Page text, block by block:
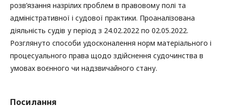
розв’язання назрілих проблем в правовому полі та
адміністративної і судової практики. Проаналізована
діяльність судів у період з 24.02.2022 по 02.05.2022.
Розглянуто способи удосконалення норм матеріального і
процесуального права щодо здійснення судочинства в
умовах воєнного чи надзвичайного стану.
Посилання